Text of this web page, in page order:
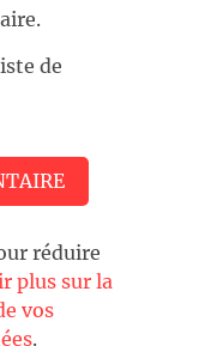
de
réduire
plus sur la
vos
.